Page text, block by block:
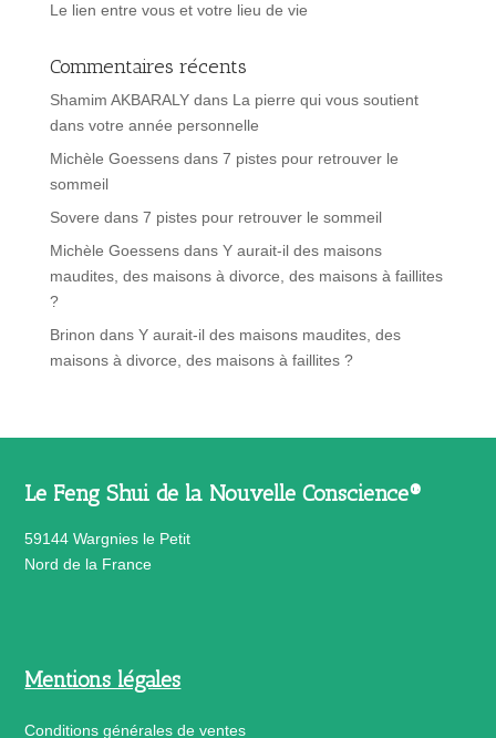
Le lien entre vous et votre lieu de vie
Commentaires récents
Shamim AKBARALYdans La pierre qui vous soutient
dans votre année personnelle
Michèle Goessensdans 7 pistes pour retrouver le
sommeil
Sovere dans 7 pistes pour retrouver le sommeil
Michèle Goessensdans Y aurait-il des maisons
maudites, des maisons à divorce, des maisons à faillites
?
Brinon dans Y aurait-il des maisons maudites, des
maisons à divorce, des maisons à faillites ?
Le Feng Shui de la Nouvelle Conscience®
59144 Wargnies le Petit
Nord de la France
Mentions légales
Conditions générales de ventes